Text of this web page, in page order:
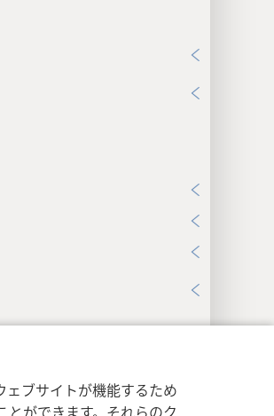
ブサイトが機能するため
ができます。それらのク
と対比した終わりを指せる。
）この意味はここでしっくり